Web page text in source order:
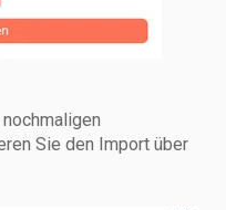
Sie den Import über